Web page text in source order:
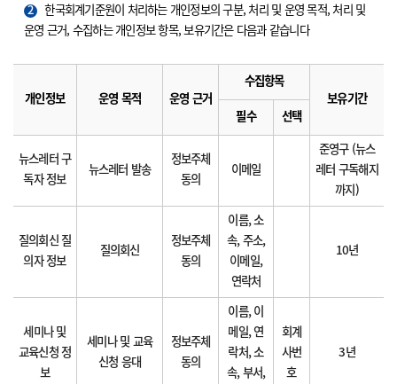
2
한국회계기준원이 처리하는 개인정보의 구분, 처리 및 운영 목적, 처리 및
운영 근거, 수집하는 개인정보 항목, 보유기간은 다음과 같습니다
개인정보 운영 목적 운영 근거
수집항목
보유기간
필수
선택
뉴스레터 구
독자 정보
뉴스레터 발송
정보주체
동의
이메일
준영구 (뉴스
레터 구독해지
까지)
질의회신 질
의자 정보
질의회신
정보주체
동의
이름, 소
속, 주소,
이메일,
연락처
10년
세미나 및
교육신청 정
보
세미나 및 교육
신청 응대
정보주체
동의
이름, 이
메일, 연
락처, 소
속, 부서,
회계
사번
호
3년